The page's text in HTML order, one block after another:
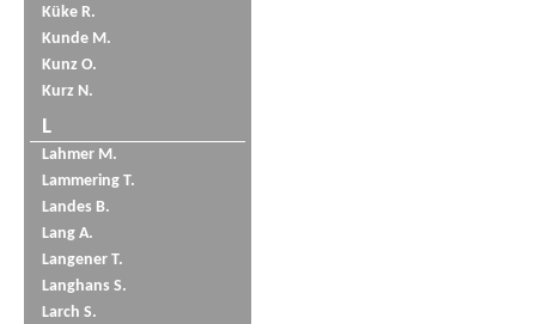
Küke R.
Kunde M.
Kunz O.
Kurz N.
L
Lahmer M.
Lammering T.
Landes B.
Lang A.
Langener T.
Langhans S.
Larch S.